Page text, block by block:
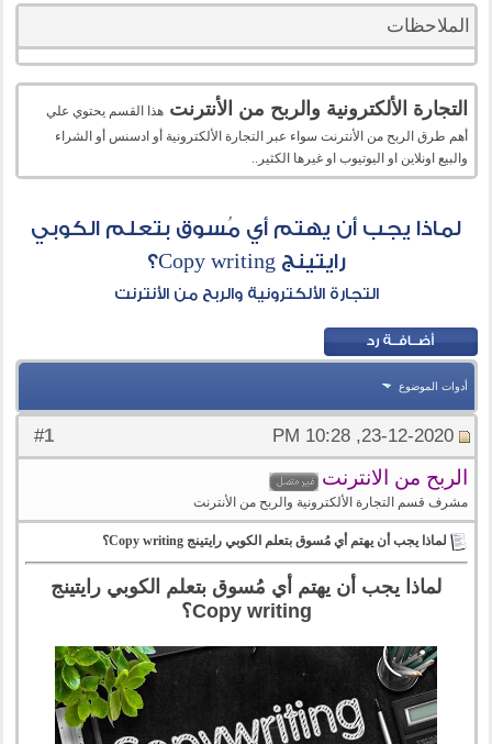
الملاحظات
التجارة الألكترونية والربح من الأنترنت هذا القسم يحتوي علي
أهم طرق الربح من الأنترنت سواء عبر التجارة الألكترونية أو ادسنس أو الشراء
والبيع اونلاين او اليوتيوب او غيرها الكثير..
لماذا يجب أن يهتم أي مُسوق بتعلم الكوبي
رايتينج Copy writing؟
التجارة الألكترونية والربح من الأنترنت
أدوات الموضوع
#
1 23-12-2020, 10:28 PM
الربح من الانترنت
مشرف قسم التجارة الألكترونية والربح من الأنترنت
لماذا يجب أن يهتم أي مُسوق بتعلم الكوبي رايتينج Copy writing؟
لماذا يجب أن يهتم أي مُسوق بتعلم الكوبي رايتينج
Copy writing؟